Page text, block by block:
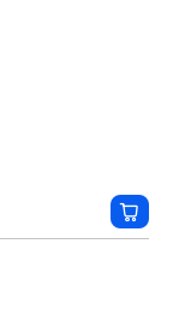
do